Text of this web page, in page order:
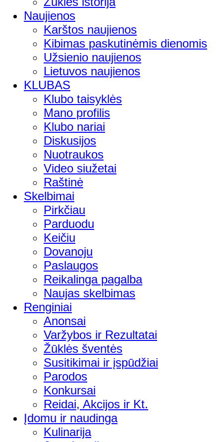
Naujienos
Karštos naujienos
Kibimas paskutinėmis dienomis
Užsienio naujienos
Lietuvos naujienos
KLUBAS
Klubo taisyklės
Mano profilis
Klubo nariai
Diskusijos
Nuotraukos
Video siužetai
Raštinė
Skelbimai
Pirkčiau
Parduodu
Keičiu
Dovanoju
Paslaugos
Reikalinga pagalba
Naujas skelbimas
Renginiai
Anonsai
Varžybos ir Rezultatai
Žūklės šventės
Susitikimai ir įspūdžiai
Parodos
Konkursai
Reidai, Akcijos ir Kt.
Įdomu ir naudinga
Kulinarija